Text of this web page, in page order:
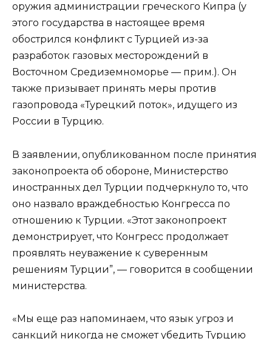
оружия администрации греческого Кипра (у
этого государства в настоящее время
обострился конфликт с Турцией из-за
разработок газовых месторождений в
Восточном Средиземноморье — прим.). Он
также призывает принять меры против
газопровода «Турецкий поток», идущего из
России в Турцию.
В заявлении, опубликованном после принятия
законопроекта об обороне, Министерство
иностранных дел Турции подчеркнуло то, что
оно назвало враждебностью Конгресса по
отношению к Турции. «Этот законопроект
демонстрирует, что Конгресс продолжает
проявлять неуважение к суверенным
решениям Турции”, — говорится в сообщении
министерства.
«Мы еще раз напоминаем, что язык угроз и
санкций никогда не сможет убедить Турцию